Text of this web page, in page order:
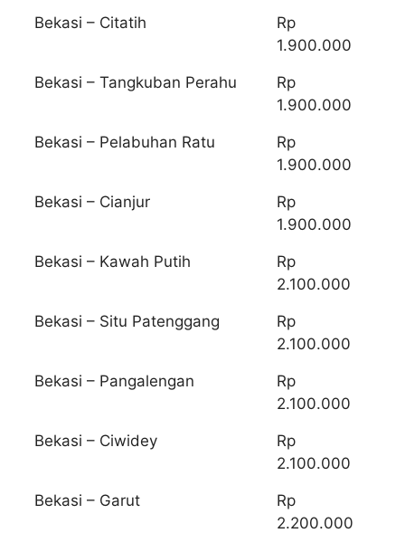
Bekasi – Citatih
Rp
1.900.000
Bekasi – Tangkuban Perahu
Rp
1.900.000
Bekasi – Pelabuhan Ratu
Rp
1.900.000
Bekasi – Cianjur
Rp
1.900.000
Bekasi – Kawah Putih
Rp
2.100.000
Bekasi – Situ Patenggang
Rp
2.100.000
Bekasi – Pangalengan
Rp
2.100.000
Bekasi – Ciwidey
Rp
2.100.000
Bekasi – Garut
Rp
2.200.000